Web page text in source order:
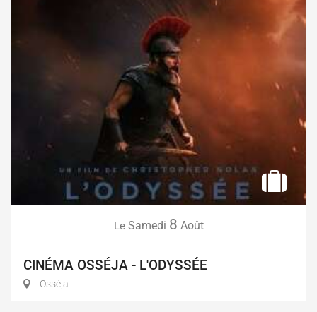
Le Samedi 8 Août
CINÉMA OSSÉJA - L'ODYSSÉE
Osséja